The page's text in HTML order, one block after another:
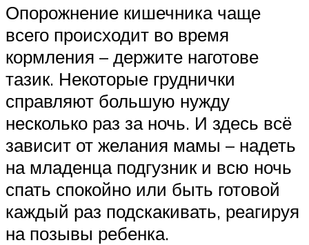
Опорожнение кишечника чаще
всего происходит во время
кормления – держите наготове
тазик. Некоторые груднички
справляют большую нужду
несколько раз за ночь. И здесь всё
зависит от желания мамы – надеть
на младенца подгузник и всю ночь
спать спокойно или быть готовой
каждый раз подскакивать, реагируя
на позывы ребенка.